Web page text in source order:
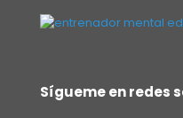
Sígueme en redes